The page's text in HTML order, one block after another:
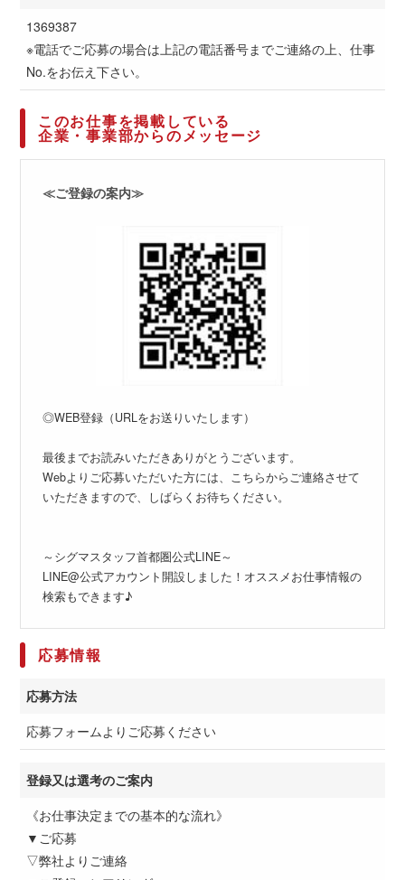
1369387
※電話でご応募の場合は上記の電話番号までご連絡の上、仕事
No.をお伝え下さい。
このお仕事を掲載している
企業・事業部からのメッセージ
≪ご登録の案内≫
◎WEB登録（URLをお送りいたします）
最後までお読みいただきありがとうございます。
Webよりご応募いただいた方には、こちらからご連絡させて
いただきますので、しばらくお待ちください。
～シグマスタッフ首都圏公式LINE～
LINE@公式アカウント開設しました！オススメお仕事情報の
検索もできます♪
応募情報
応募方法
応募フォームよりご応募ください
登録又は選考のご案内
《お仕事決定までの基本的な流れ》
▼ご応募
▽弊社よりご連絡